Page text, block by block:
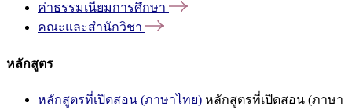
ค่าธรรมเนียมการศึกษา
คณะและสำนักวิชา
หลักสูตร
หลักสูตรที่เปิดสอน (ภาษาไทย) หลักสูตรที่เปิดสอน (ภาษา